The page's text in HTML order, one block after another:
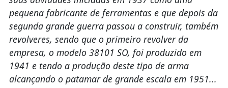
pequena fabricante de ferramentas e que depois da
segunda grande guerra passou a construir, também
revolveres, sendo que o primeiro revolver da
empresa, o modelo 38101 SO, foi produzido em
1941 e tendo a produção deste tipo de arma
alcançando o patamar de grande escala em 1951...